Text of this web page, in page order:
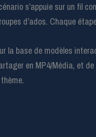
s’appuie sur un fil
d’ados. Chaque
la base de modèles
en MP4/Média, et